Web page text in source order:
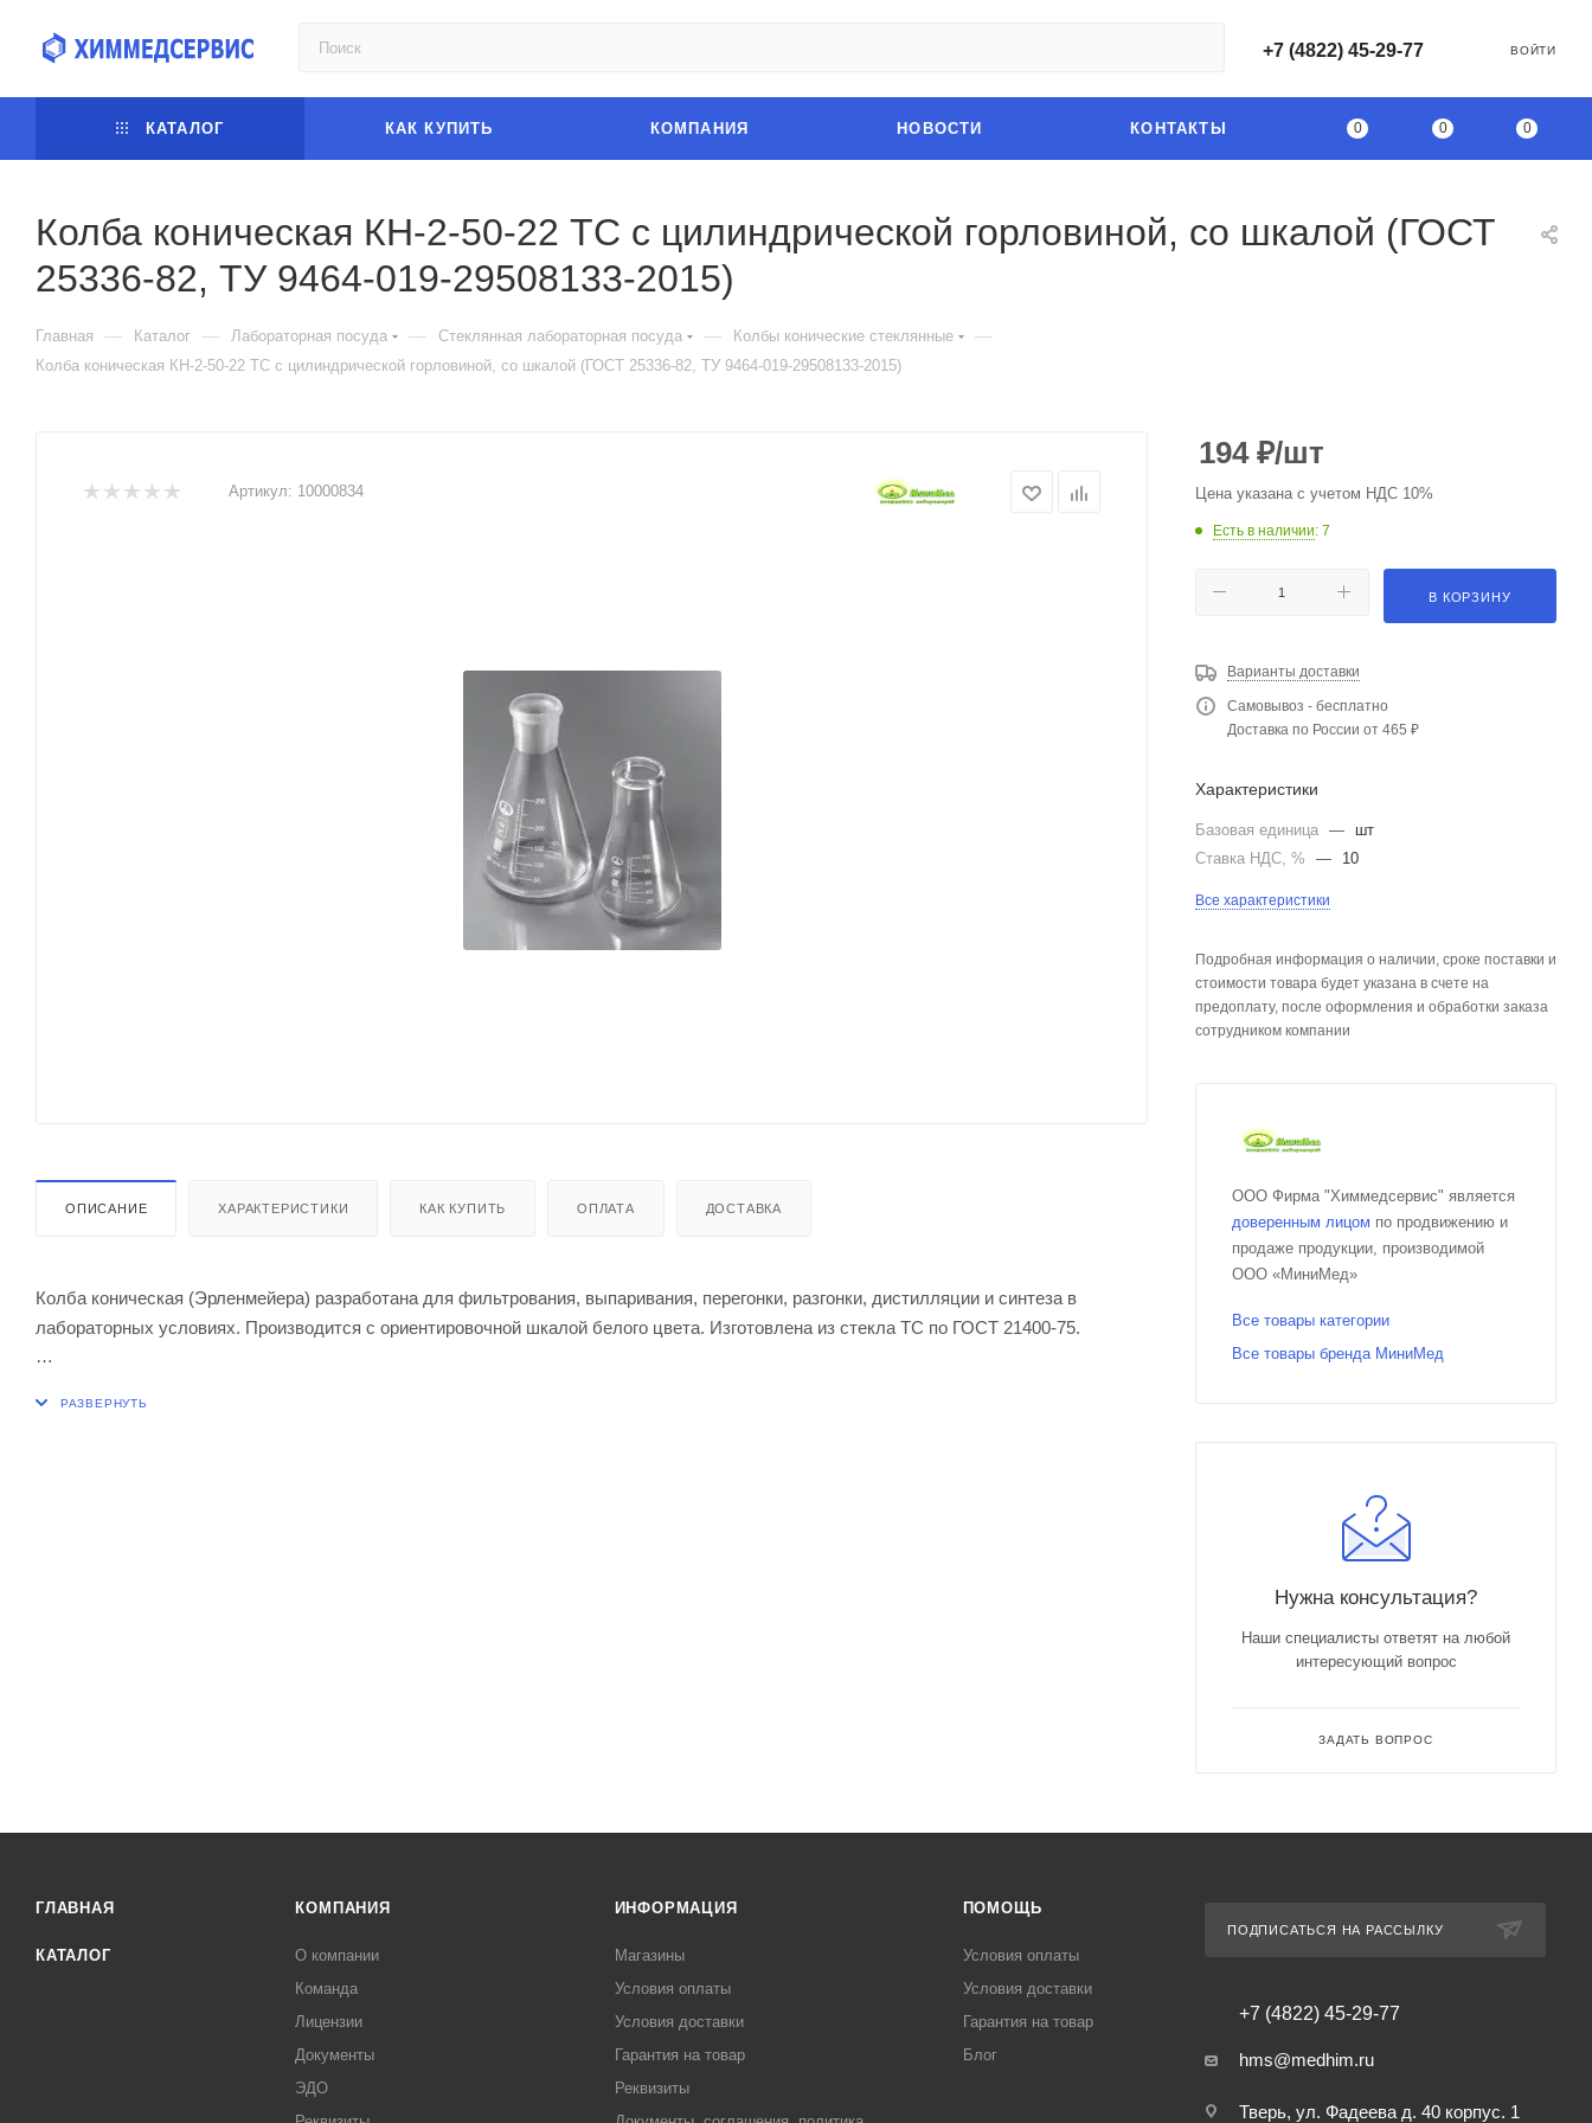
+7 (4822) 45-29-77 ВОЙТИ
0 0 0
КАТАЛОГ КАК КУПИТЬ КОМПАНИЯ НОВОСТИ КОНТАКТЫ
Колба коническая КН-2-50-22 ТС с цилиндрической горловиной, со шкалой (ГОСТ
25336-82, ТУ 9464-019-29508133-2015)
Главная — Каталог — Лабораторная посуда — Стеклянная лабораторная посуда — Колбы конические стеклянные —
Колба коническая КН-2-50-22 ТС с цилиндрической горловиной, со шкалой (ГОСТ 25336-82, ТУ 9464-019-29508133-2015)
Артикул: 10000834
ОПИСАНИЕ ХАРАКТЕРИСТИКИ КАК КУПИТЬ ОПЛАТА ДОСТАВКА
Колба коническая (Эрленмейера) разработана для фильтрования, выпаривания, перегонки, разгонки, дистилляции и синтеза в
лабораторных условиях. Производится с ориентировочной шкалой белого цвета. Изготовлена из стекла ТС по ГОСТ 21400-75.
194₽/шт
Цена указана с учетом НДС 10%
Есть в наличии: 7
В КОРЗИНУ
Варианты доставки
Самовывоз - бесплатно
Доставка по России от 465 ₽
Характеристики
Базовая единица —
шт
Ставка НДС, %
— 10
Все характеристики
Подробная информация о наличии, сроке поставки и
стоимости товара будет указана в счете на
предоплату, после оформления и обработки заказа
сотрудником компании
ООО Фирма "Химмедсервис" является
доверенным лицом по продвижению и
продаже продукции, производимой
ООО «МиниМед»
Все товары категории
Все товары бренда МиниМед
Нужна консультация?
Наши специалисты ответят на любой
интересующий вопрос
ЗАДАТЬ ВОПРОС
ГЛАВНАЯ
КАТАЛОГ
КОМПАНИЯ
О компании
Команда
Лицензии
Документы
ЭДО
ИНФОРМАЦИЯ
Магазины
Условия оплаты
Условия доставки
Гарантия на товар
Реквизиты
ПОМОЩЬ
Условия оплаты
Условия доставки
Гарантия на товар
Блог
ПОДПИСАТЬСЯ НА РАССЫЛКУ
+7 (4822) 45-29-77
hms@medhim.ru
Тверь, ул. Фадеева д. 40 корпус. 1